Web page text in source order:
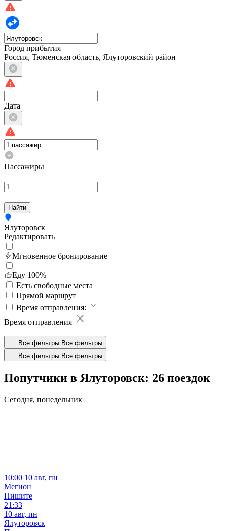
Город прибытия
Россия, Тюменская область, Ялуторовский район
Дата
Пассажиры
Найти
Ялуторовск
Редактировать
Мгновенное бронирование
Еду 100%
Есть свободные места
Прямой маршрут
Время отправления:
Время отправления
–
Все фильтры Все фильтры
Все фильтры Все фильтры
Попутчики в Ялуторовск: 26 поездок
Сегодня, понедельник
10:00 10 авг, пн
Мегион
Пишите
21:33
10 авг, пн
Ялуторовск